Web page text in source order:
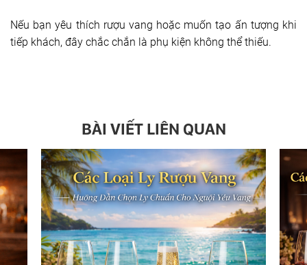
Nếu bạn yêu thích rượu vang hoặc muốn tạo ấn tượng khi
tiếp khách, đây chắc chắn là phụ kiện không thể thiếu.
BÀI VIẾT LIÊN QUAN